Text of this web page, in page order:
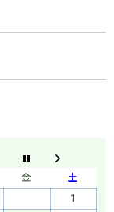
金
土
1